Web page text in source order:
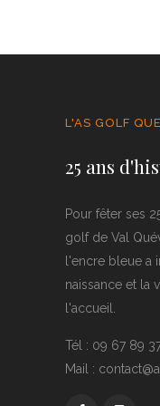
L'AS GOLF
25 ans
Pour fêter ses
golf de Val
l'encre bleue a
naissance et la
l'accueil.
Tél : 09 67 89
Mail :